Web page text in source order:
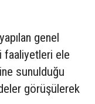
genel
faaliyetleri ele
sunulduğu
görüşülerek